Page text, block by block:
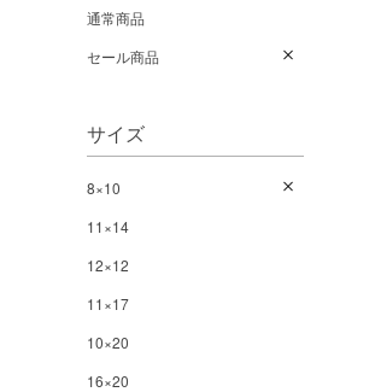
通常商品
セール商品
サイズ
8×10
11×14
12×12
11×17
10×20
16×20